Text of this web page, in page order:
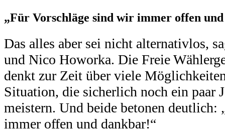
„Für Vorschläge sind wir immer offen
Das alles aber sei nicht alternativlos,
und Nico Howorka. Die Freie
denkt zur Zeit über viele
Situation, die sicherlich noch ein paar
meistern. Und beide betonen deutlich:
immer offen und dankbar!“